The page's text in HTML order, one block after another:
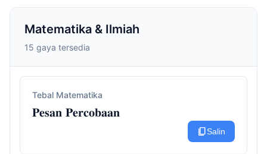
Matematika & Ilmiah
15 gaya tersedia
Tebal Matematika
𝐏𝐞𝐬𝐚𝐧 𝐏𝐞𝐫𝐜𝐨𝐛𝐚𝐚𝐧
content_copySalin